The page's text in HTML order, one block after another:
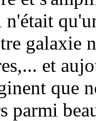
galaxie
et
que
parmi